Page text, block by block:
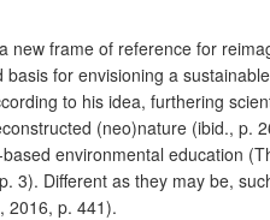
new frame of reference for
for envisioning a
to his idea, furthering
(neo)nature (ibid., p.
environmental education
3). Different as they may be,
2016, p. 441).